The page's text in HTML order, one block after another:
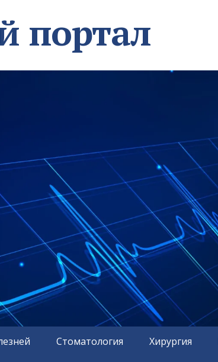
портал
Стоматология Хирургия